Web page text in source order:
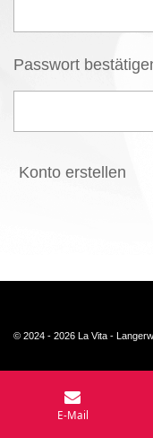
Passwort
Konto erstellen
© 2024 - 2026 La Vita -
E-Mail